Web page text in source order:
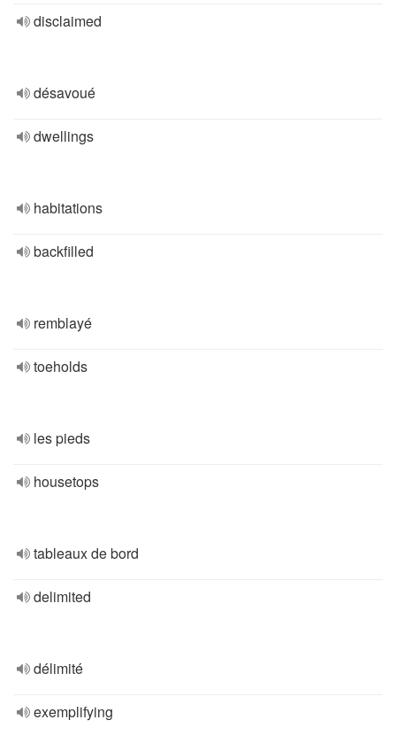
disclaimed
désavoué
dwellings
habitations
backfilled
remblayé
toeholds
les pieds
housetops
tableaux de bord
delimited
délimité
exemplifying